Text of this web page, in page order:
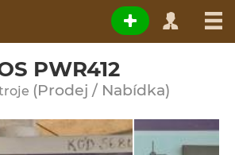
PWR412
(Prodej / Nabídka)